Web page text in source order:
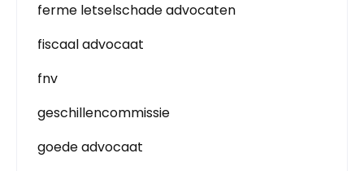
ferme letselschade advocaten
fiscaal advocaat
fnv
geschillencommissie
goede advocaat